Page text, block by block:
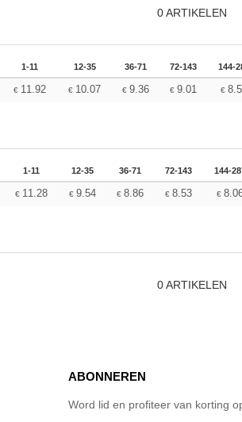
0ARTIKELEN
1-11 12-35 36-71 72-143 144-
€ 11.92 € 10.07 €9.36 €9.01 €
1-11 12-35 36-71 72-143 144-
€ 11.28 €9.54 €8.86 € 8.53 €
0ARTIKELEN
ABONNEREN
Word lid en profiteer van korting